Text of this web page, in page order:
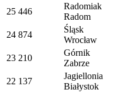
25 446
Radomiak
Radom
24 874
Śląsk
Wrocław
23 210
Górnik
Zabrze
22 137
Jagiellonia
Białystok